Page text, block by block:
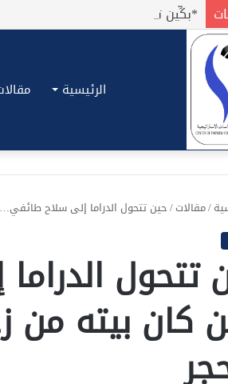
الرئيسية
/مقالات/حين تتحول الدراما إلى سلاح
تتحول
كان بيته من